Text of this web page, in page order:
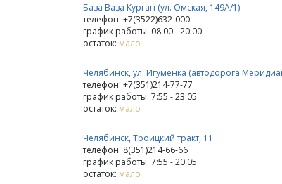
База Ваза Курган (ул. Омская, 149А/1)
телефон: +7(3522)632-000
график работы: 08:00 - 20:00
остаток: мало
Челябинск, ул. Игуменка (автодорога
телефон: +7(351)214-77-77
график работы: 7:55 - 23:05
остаток: мало
Челябинск, Троицкий тракт, 11
телефон: 8(351)214-66-66
график работы: 7:55 - 20:05
остаток: мало